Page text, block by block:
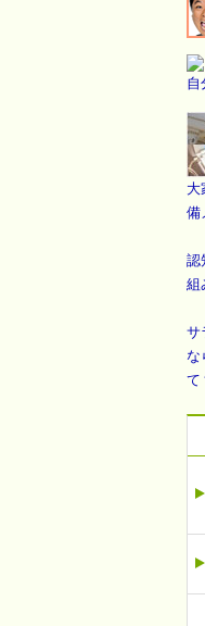
自
大
備
認
組
サ
な
て